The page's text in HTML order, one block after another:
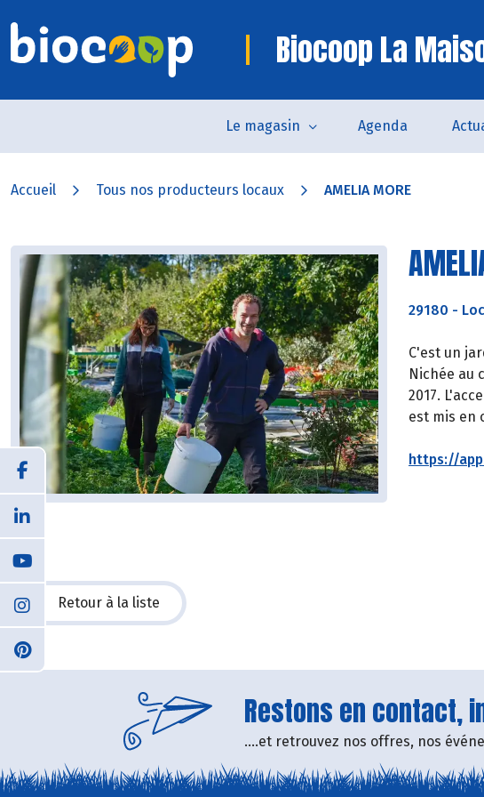
Biocoop La
Le magasin Agenda
Accueil Tous nos producteurs locaux AMELIA MORE
29180 -
C'est un
Nichée au
2017.
est mis en
https://
Retour à la liste
Restons en contact,
....et retrouvez nos offres, nos